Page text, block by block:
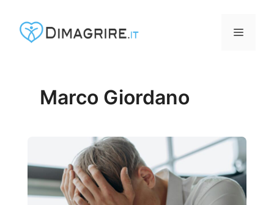
MENU
Marco Giordano